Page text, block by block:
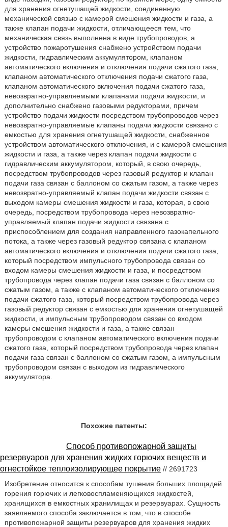
для хранения огнетушащей жидкости, соединенную
механической связью с камерой смешения жидкости и газа, а
также клапан подачи жидкости, отличающееся тем, что
механическая связь выполнена в виде трубопроводов, а
устройство пожаротушения снабжено устройством подачи
жидкости, гидравлическим аккумулятором, клапаном
автоматического включения и отключения подачи сжатого газа,
клапаном автоматического отключения подачи сжатого газа,
клапаном автоматического включения подачи сжатого газа,
невозвратно-управляемыми клапанами подачи жидкости, и
дополнительно снабжено газовыми редукторами, причем
устройство подачи жидкости посредством трубопроводов через
невозвратно-управляемые клапаны подачи жидкости связано с
емкостью для хранения огнетушащей жидкости, снабженное
устройством автоматического отключения, и с камерой смешения
жидкости и газа, а также через клапан подачи жидкости с
гидравлическим аккумулятором, который, в свою очередь,
посредством трубопроводов через газовый редуктор и клапан
подачи газа связан с баллоном со сжатым газом, а также через
невозвратно-управляемый клапан подачи жидкости связан с
выходом камеры смешения жидкости и газа, которая, в свою
очередь, посредством трубопровода через невозвратно-
управляемый клапан подачи жидкости связана с
приспособлением для создания направленного газокапельного
потока, а также через газовый редуктор связана с клапаном
автоматического включения и отключения подачи сжатого газа,
который посредством импульсного трубопровода связан со
входом камеры смешения жидкости и газа, и посредством
трубопровода через клапан подачи газа связан с баллоном со
сжатым газом, а также с клапаном автоматического отключения
подачи сжатого газа, который посредством трубопровода через
газовый редуктор связан с емкостью для хранения огнетушащей
жидкости, и импульсным трубопроводом связан со входом
камеры смешения жидкости и газа, а также связан
трубопроводом с клапаном автоматического включения подачи
сжатого газа, который посредством трубопровода через клапан
подачи газа связан с баллоном со сжатым газом, а импульсным
трубопроводом связан с выходом из гидравлического
аккумулятора.
Похожие патенты:
Способ противопожарной защиты
резервуаров для хранения жидких горючих веществ и
огнестойкое теплоизолирующее покрытие // 2691723
Изобретение относится к способам тушения больших площадей
горения горючих и легковоспламеняющихся жидкостей,
хранящихся в емкостных хранилищах и резервуарах. Сущность
заявляемого способа заключается в том, что в способе
противопожарной защиты резервуаров для хранения жидких